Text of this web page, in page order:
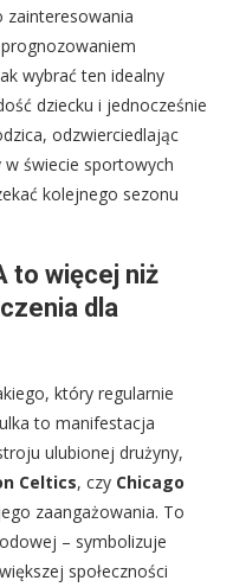
zainteresowania
wybrać ten idealny
dziecku i jednocześnie
odzwierciedlając
świecie sportowych
kolejnego sezonu
to więcej niż
dla
który regularnie
to manifestacja
ulubionej drużyny,
Celtics, czy Chicago
zaangażowania. To
– symbolizuje
społeczności